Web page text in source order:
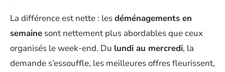
La différence est nette : lesdéménagements en
semaine sont nettement plus abordables que ceux
organisés le week-end. Du lundi au mercredi, la
demande s’essouffle, les meilleures offres fleurissent,